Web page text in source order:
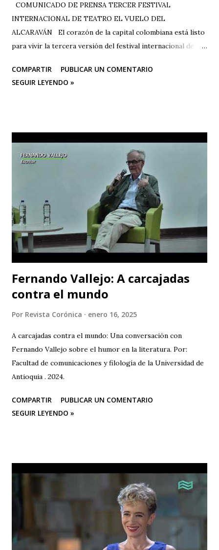
COMUNICADO DE PRENSA TERCER FESTIVAL
INTERNACIONAL DE TEATRO EL VUELO DEL
ALCARAVÁN El corazón de la capital colombiana está listo
para vivir la tercera versión del festival internacional de
de octubre del 2025 en el Corredor Cultural Del Centro
Comercial Los Ángeles, dónde actualmente se han
Galponcito De Umbral- Correo De Voz Teatro , Candela
Teatro y CASA TEA -Teatro Estudio Alcaraván- este último,
organizador del festival. Teatro Estudio Alcaraván, las
salas del corredor cultural, los grupos y artistas
participantes les hacen una cordial invitación al público
capitalino y a los espectadores del arte y la cultura en la
ciudad (y fuera de ella) para que asistan a la tercera versión
de este festival internacional de teatro que este año les ...
COMPARTIR
PUBLICAR UN COMENTARIO
SEGUIR LEYENDO »
Fernando Vallejo: A carcajadas
contra el mundo
Por Revista Corónica enero 16, 2025
A carcajadas contra el mundo: Una conversación con
Fernando Vallejo sobre el humor en la literatura. Por:
Facultad de comunicaciones y filología de la Universidad de
Antioquia . 2024.
COMPARTIR
PUBLICAR UN COMENTARIO
SEGUIR LEYENDO »